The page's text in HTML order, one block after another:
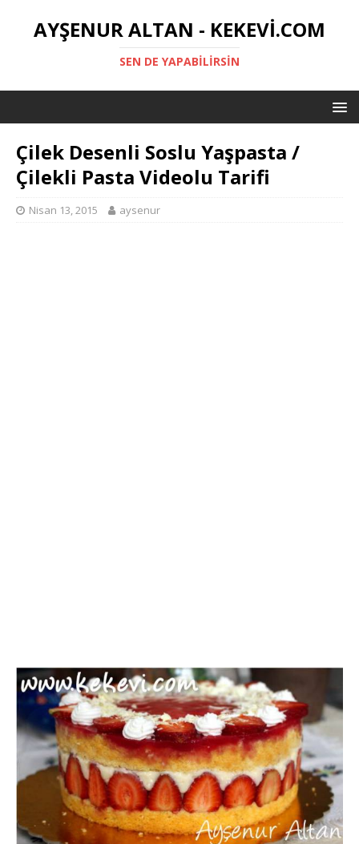
AYŞENUR ALTAN - KEKEVI.COM
SEN DE YAPABILIRSIN
Çilek Desenli Soslu Yaşpasta /
Çilekli Pasta Videolu Tarifi
Nisan 13, 2015 aysenur